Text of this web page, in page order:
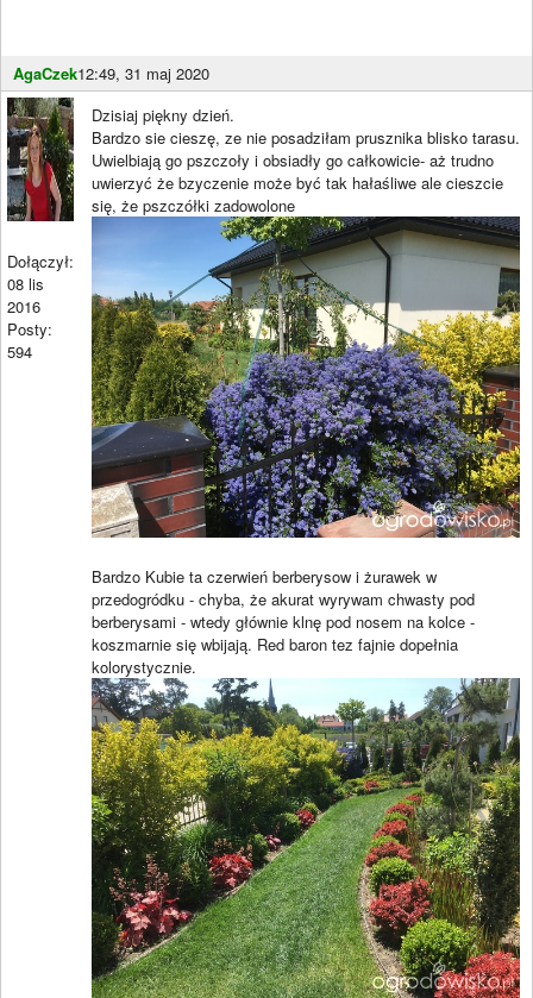
AgaCzek12:49, 31 maj 2020
Dołączył:
08 lis
2016
Posty:
594
Dzisiaj piękny dzień.
Bardzo sie cieszę, ze nie posadziłam prusznika blisko tarasu.
Uwielbiają go pszczoły i obsiadły go całkowicie- aż trudno
uwierzyć że bzyczenie może być tak hałaśliwe ale cieszcie
się, że pszczółki zadowolone
Bardzo Kubie ta czerwień berberysow i żurawek w
przedogródku - chyba, że akurat wyrywam chwasty pod
berberysami - wtedy głównie klnę pod nosem na kolce -
koszmarnie się wbijają. Red baron tez fajnie dopełnia
kolorystycznie.